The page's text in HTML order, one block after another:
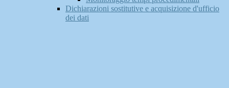
Dichiarazioni sostitutive e acquisizione d'ufficio
dei dati